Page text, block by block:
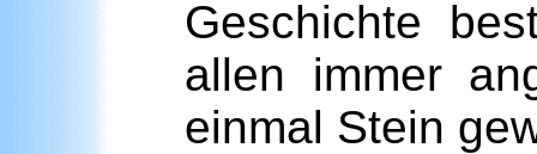
Geschichte
allen immer
einmal Stein